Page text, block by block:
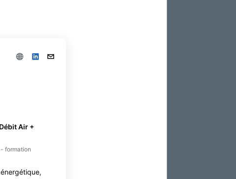
Air +
formation